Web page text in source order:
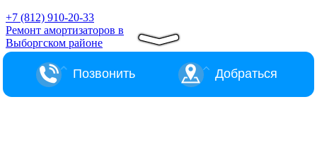
+7 (812) 910-20-33
Ремонт амортизаторов в
Выборгском районе
Позвонить Добраться